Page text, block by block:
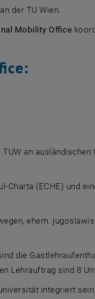
der TU Wien.
Mobility Office
an
(ECHE) und
ehem.
die
Lehrauftrag sind 8
integriert